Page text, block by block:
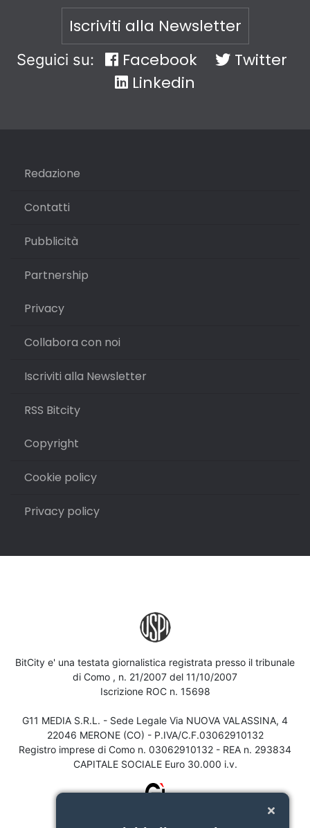
Iscriviti alla Newsletter
Seguici su: Facebook
Twitter
Linkedin
Redazione
Contatti
Pubblicità
Partnership
Privacy
Collabora con noi
Iscriviti alla Newsletter
RSS Bitcity
Copyright
Cookie policy
Privacy policy
BitCity e' una testata giornalistica registrata presso il tribunale
di Como , n. 21/2007 del 11/10/2007
Iscrizione ROC n. 15698
G11 MEDIA S.R.L. - Sede Legale Via NUOVA VALASSINA, 4
22046 MERONE (CO) - P.IVA/C.F.03062910132
Registro imprese di Como n. 03062910132 - REA n. 293834
CAPITALE SOCIALE Euro 30.000 i.v.